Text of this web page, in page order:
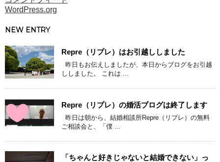
WordPress.org
NEW ENTRY
Repre（リプレ）はお引越ししました
昨日もお伝えしましたが、本日からブログをお引越
ししました。 これは ...
Repre（リプレ）の婚活ブログは終了します
昨日は朝から、結婚相談所Repre（リプレ）の無料
ご相談会と、「僕 ...
「ちゃんと好きじゃないと結婚できない」っ